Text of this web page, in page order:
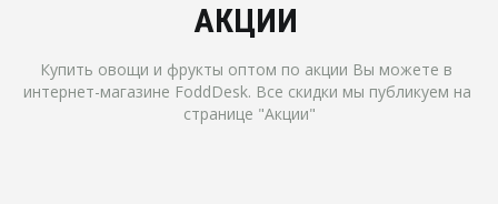
АКЦИИ
Купить овощи и фрукты оптом по акции Вы можете в
интернет-магазине FoddDesk. Все скидки мы публикуем на
странице "Акции"